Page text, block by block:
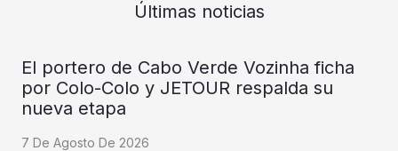
Últimas noticias
El portero de Cabo Verde Vozinha ficha
por Colo-Colo y JETOUR respalda su
nueva etapa
7 De Agosto De 2026